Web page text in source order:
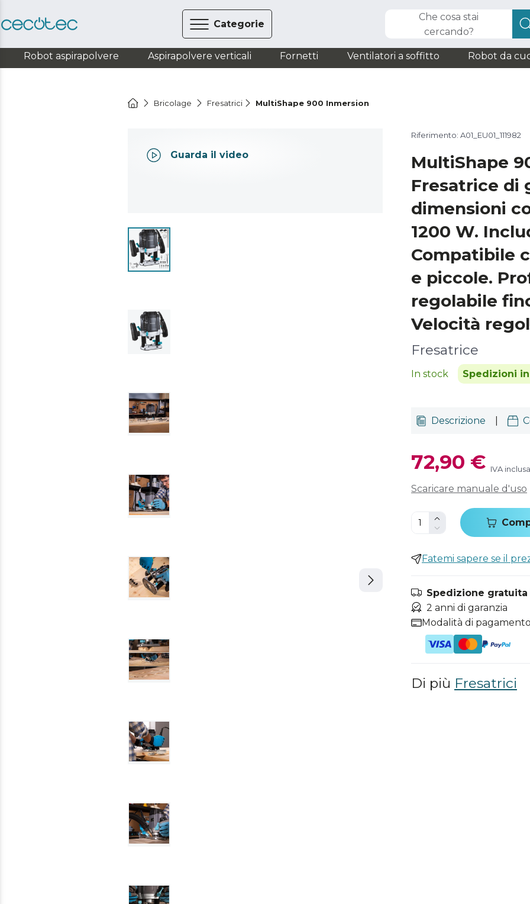
Categorie
Che cosa stai
cercando?
Robot aspirapolvere Aspirapolvere verticali Fornetti Ventilatori a soffitto Robot da
Bricolage Fresatrici MultiShape 900 Inmersion
Guarda il video
Riferimento: A01_EU01_111982
MultiShape
Fresatrice di
dimensioni
1200 W.
Compatibile
e piccole.
regolabile
Velocità
Fresatrice
In stock Spedizioni
Descrizione
72,90 € IVA inclusa
Scaricare manuale d'uso
Fatemi sapere se il
Spedizione gratuita
2 anni di garanzia
Modalità di
Di più Fresatrici